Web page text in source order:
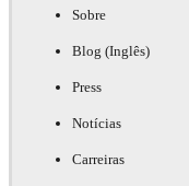
Sobre
Blog (Inglês)
Press
Notícias
Carreiras